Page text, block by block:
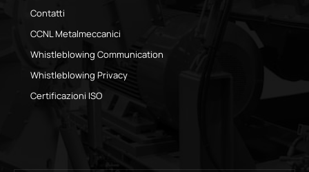
Contatti
CCNL Metalmeccanici
Whistleblowing Communication
Whistleblowing Privacy
Certificazioni ISO